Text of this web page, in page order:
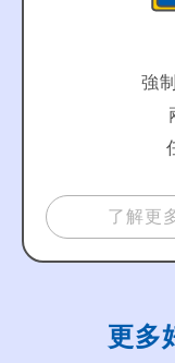
強
了解更
更多